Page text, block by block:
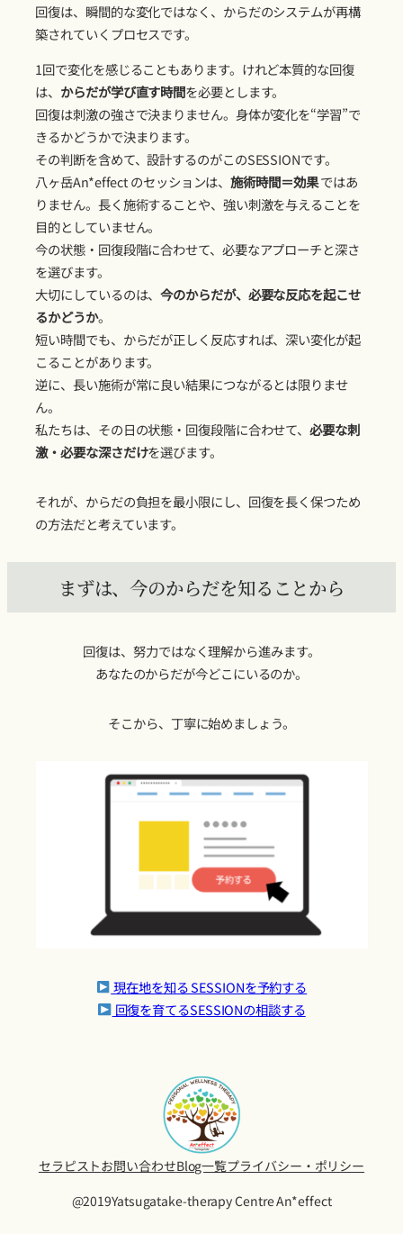
回復は、瞬間的な変化ではなく、からだのシステムが再構
築されていくプロセスです。
1回で変化を感じることもあります。けれど本質的な回復
は、 からだが学び直す時間を必要とします。
回復は刺激の強さで決まりません。身体が変化を“学習”で
きるかどうかで決まります。
その判断を含めて、設計するのがこのSESSIONです。
八ヶ岳An*effect のセッションは、施術時間＝効果ではあ
りません。長く施術することや、強い刺激を与えることを
目的としていません。
今の状態・回復段階に合わせて、必要なアプローチと深さ
を選びます。
大切にしているのは、今のからだが、必要な反応を起こせ
るかどうか。
短い時間でも、からだが正しく反応すれば、深い変化が起
こることがあります。
逆に、長い施術が常に良い結果につながるとは限りませ
ん。
私たちは、その日の状態・回復段階に合わせて、必要な刺
激・必要な深さだけを選びます。
それが、からだの負担を最小限にし、回復を長く保つため
の方法だと考えています。
まずは、今のからだを知ることから
回復は、努力ではなく理解から進みます。
あなたのからだが今どこにいるのか。
そこから、丁寧に始めましょう。
現在地を知る SESSIONを予約する
回復を育てるSESSIONの相談する
セラピストお問い合わせBlog一覧プライバシー・ポリシー
@2019Yatsugatake-therapy Centre An*effect